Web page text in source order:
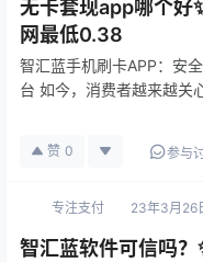
无卡套现app哪个好
网最低0.38
智汇蓝手机刷卡APP：安
台 如今，消费者越来越关
下。 首先，智汇蓝APP的
赞 0 参与
专注支付 23年3月26
智汇蓝软件可信吗